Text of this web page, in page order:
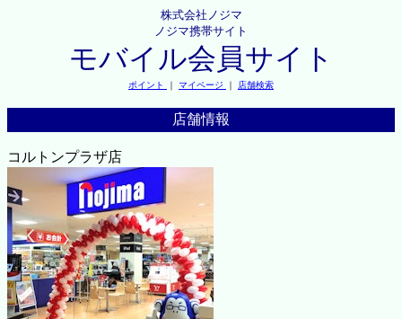
株式会社ノジマ
ノジマ携帯サイト
モバイル会員サイト
ポイント ｜ マイページ ｜ 店舗検索
店舗情報
コルトンプラザ店